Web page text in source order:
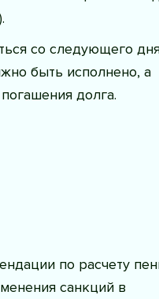
со следующего
быть исполнено, а
долга.
по расчету
санкций в